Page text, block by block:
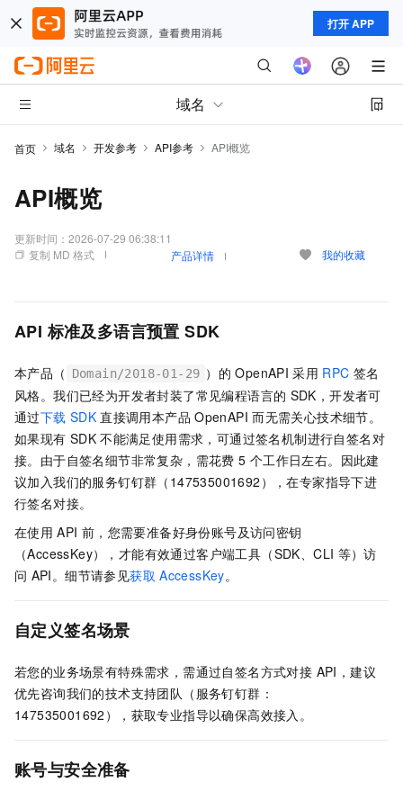
打开 APP
域名
首页 域名 开发参考 API参考 API概览
API概览
更新时间： 2026-07-29 06:38:11
复制 MD 格式
产品详情 我的收藏
API 标准及多语言预置 SDK
本产品（ Domain/2018-01-29 ）的 OpenAPI 采用 RPC 签名
风格。我们已经为开发者封装了常见编程语言的 SDK，开发者可
通过下载 SDK 直接调用本产品 OpenAPI 而无需关心技术细节。
如果现有 SDK 不能满足使用需求，可通过签名机制进行自签名对
接。由于自签名细节非常复杂，需花费 5 个工作日左右。因此建
议加入我们的服务钉钉群（147535001692），在专家指导下进
行签名对接。
在使用 API 前，您需要准备好身份账号及访问密钥
（AccessKey），才能有效通过客户端工具（SDK、CLI 等）访
问 API。细节请参见获取 AccessKey。
自定义签名场景
若您的业务场景有特殊需求，需通过自签名方式对接 API，建议
优先咨询我们的技术支持团队（服务钉钉群：
147535001692），获取专业指导以确保高效接入。
账号与安全准备